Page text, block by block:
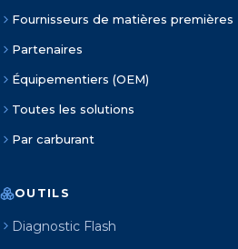
Fournisseurs de matières premières
Partenaires
Équipementiers (OEM)
Toutes les solutions
Par carburant
OUTILS
Diagnostic Flash